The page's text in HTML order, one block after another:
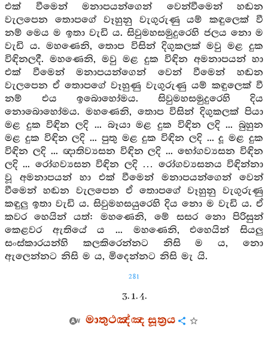
එක් වීමෙන් මනාපයන්ගෙන් වෙන්වීමෙන් හඬන
වැලපෙන තොපගේ වෑහුනු වැගුරුණු යම් කඳුලෙක් වී
නම් මෙය ම ඉතා වැඩි ය. සිවුමහසමුදුරෙහි ජලය නො ම
වැඩි ය. මහණෙනි, තොප විසින් දිගුකලක් මවු මළ දුක
විඳිනලදී. මහණෙනි, මවු මළ දුක විඳින අමනාපයන් හා
එක් වීමෙන් මනාපයන්ගෙන් වෙන් වීමෙන් හඬන
වැලපෙන ඒ තොපගේ වෑහුණු වැගුරුණු යම් කඳුලෙක් වී
නම් එය ඉබොහෝමය. සිවුමහසමුදුරෙහි දිය
නොබොහෝමය. මහණෙනි, තොප විසින් දිගුකලක් පියා
මළ දුක විඳින ලදි ... බෑයා මළ දුක විඳින ලදි ... බුහුන
මළ දුක විඳින ලදි ... පුතු මළ දුක විඳින ලදි ... දූ මළ දුක
විඳින ලදි ... ඥාතිව්‍යසන විඳින ලදි ... භෝගව්‍යසන විඳින
ලදි ... රෝගව්‍යසන විඳින ලදි … රෝගව්‍යසනය විඳින්නා
වූ අමනාපයන් හා එක් වීමෙන් මනාපයන්ගෙන් වෙන්
වීමෙන් හඬන වැලපෙන ඒ තොපගේ වෑහුනු වැගුරුණු
කඳුලු ඉතා වැඩි ය. සිවුමහසයුරෙහි දිය නො ම වැඩි ය. ඒ
කවර හෙයින් යත්: මහණෙනි, මේ සසර නො පිරිසුන්
කෙළවර ඇතියේ ය ... මහණෙනි, එහෙයින් සියලු
සංස්කාරයන්හි කලකිරෙන්නට නිසි ම ය, නො
ඇලෙන්නට නිසි ම ය, මිදෙන්නට නිසි මැ යි.
281
3. 1. 4.
මාතුථඤ්ඤ සූත්‍රය